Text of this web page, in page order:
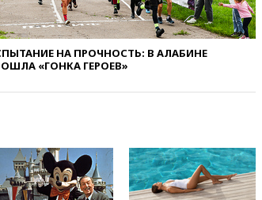
вчера, 19:15Жуковский и
аэропорт Геленджика
вчера, 19:00
без российских туристов
вчера, 18:35В Жуковском и
аэропорту Геленджика
НА ПРОЧНОСТЬ: В АЛАБИНЕ
«ГОНКА ГЕРОЕВ»